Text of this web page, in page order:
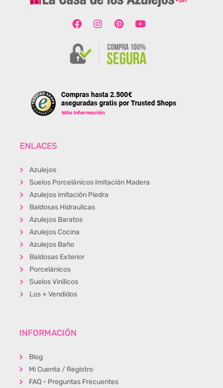
ENLACES
Azulejos
Suelos Porcelánicos Imitación Madera
Azulejos imitación Piedra
Baldosas Hidraulicas
Azulejos Baratos
Azulejos Cocina
Azulejos Baño
Baldosas Exterior
Porcelánicos
Suelos Vinílicos
Los + Vendidos
INFORMACIÓN
Blog
Mi Cuenta / Registro
FAQ - Preguntas Frecuentes